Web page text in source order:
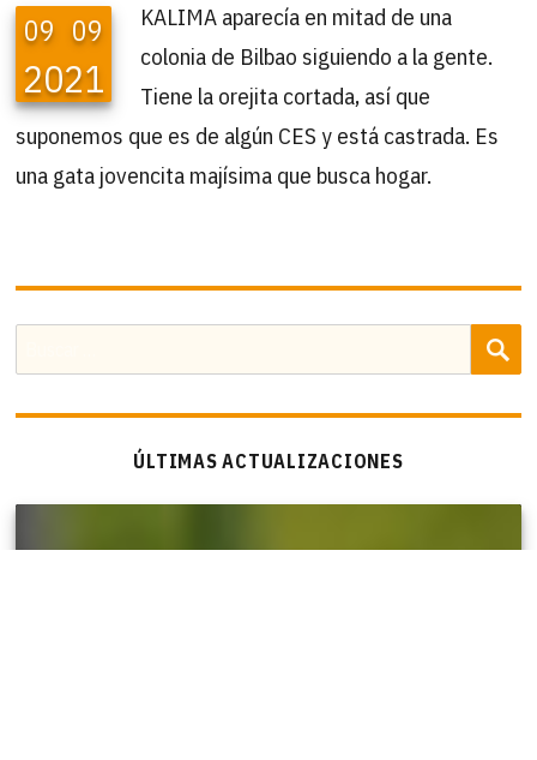
09 09
2021
KALIMA aparecía en mitad de una
colonia de Bilbao siguiendo a la gente.
Tiene la orejita cortada, así que
suponemos que es de algún CES y está castrada. Es
una gata jovencita majísima que busca hogar.
por:
ÚLTIMAS ACTUALIZACIONES